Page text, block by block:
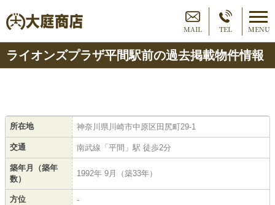
MAIL TEL MENU
ライオンズプラザ平間駅前の過去掲載物件情報
所在地 神奈川県川崎市中原区田尻町29-1
交通 南武線「平間」駅 徒歩2分
築年月（築年
数）
1992年 9月（築33年）
方位 -